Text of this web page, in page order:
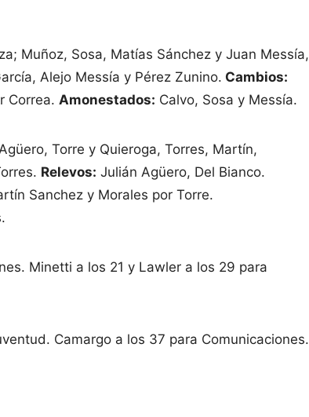
Muñoz, Sosa, Matías Sánchez y Juan Messía,
Alejo Messía y Pérez Zunino. Cambios:
Correa.Amonestados: Calvo, Sosa y Messía.
Torre y Quieroga, Torres, Martín,
Relevos: Julián Agüero, Del Bianco.
Sanchez y Morales por Torre.
Minetti a los 21 y Lawler a los 29 para
Camargo a los 37 para Comunicaciones.